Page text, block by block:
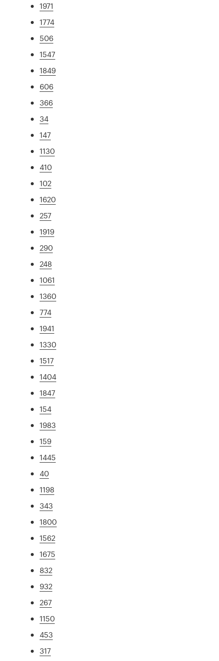
1971
1774
506
1547
1849
606
366
34
147
1130
410
102
1620
257
1919
290
248
1061
1360
774
1941
1330
1517
1404
1847
154
1983
159
1445
40
1198
343
1800
1562
1675
832
932
267
1150
453
317